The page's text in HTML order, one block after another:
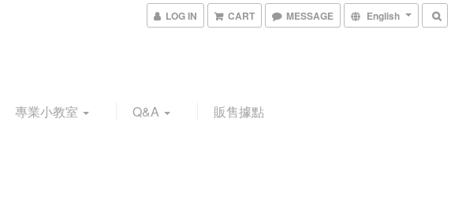
LOG IN CART MESSAGE English
專業小教室 Q&A 販售據點